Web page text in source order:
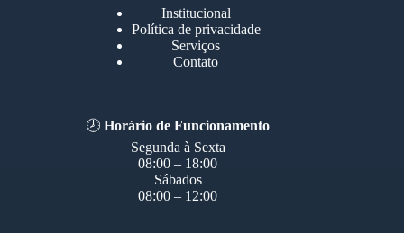
Institucional
Política de privacidade
Serviços
Contato
🕗Horário de Funcionamento
Segunda à Sexta
08:00 – 18:00
Sábados
08:00 – 12:00